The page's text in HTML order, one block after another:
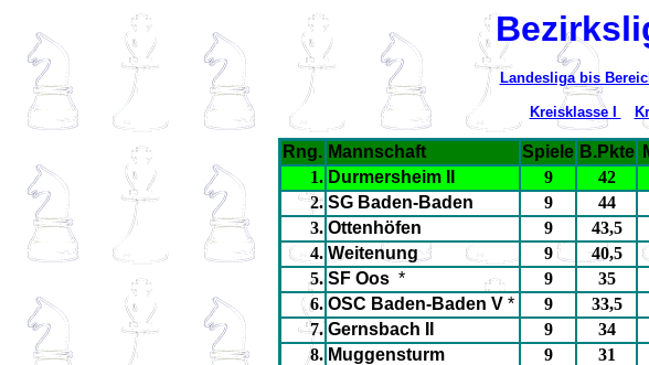
Landesliga bis
Kreisklasse I
Rng. Mannschaft Spiele B.Pkte
1. Durmersheim II 9 42
2. SG Baden-Baden 9 44
3. Ottenhöfen 9 43,5
4. Weitenung 9 40,5
5. SF Oos * 9 35
6. OSC Baden-Baden V * 9 33,5
7. Gernsbach II 9 34
8. Muggensturm 9 31